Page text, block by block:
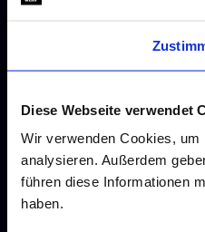
Diese Webseite verwendet
Wir verwenden Cookies,
analysieren. Außerdem
führen diese Informationen
haben.